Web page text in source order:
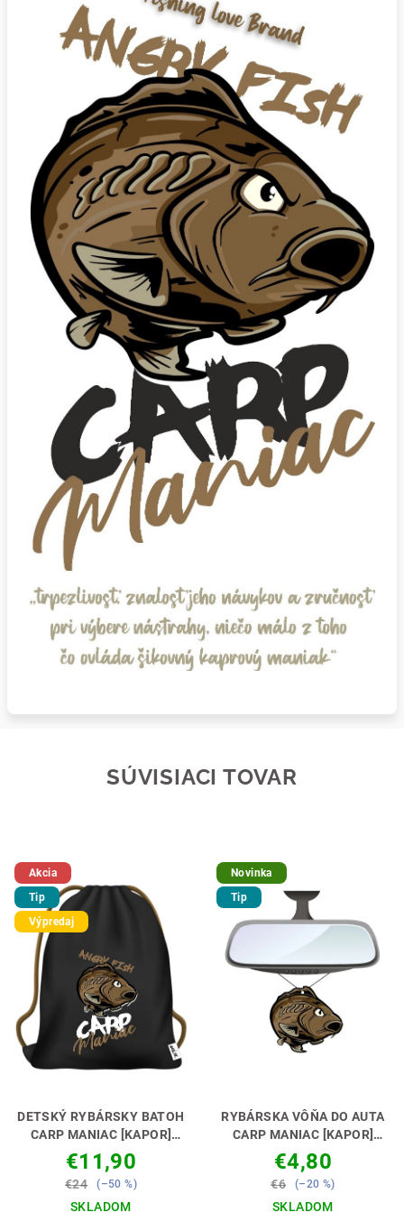
SÚVISIACI TOVAR
Akcia
Tip
Výpredaj
DETSKÝ RYBÁRSKY BATOH
CARP MANIAC [KAPOR]
PERFEKTNÝ DARČEK PRE
MALÉHO KAPRÁRA🎁💝
€11,90
€24 (–50 %)
SKLADOM
Novinka
Tip
RYBÁRSKA VÔŇA DO AUTA
CARP MANIAC [KAPOR]
NECH TI VONIA KÁRA 🚗🎣
€4,80
€6 (–20 %)
SKLADOM